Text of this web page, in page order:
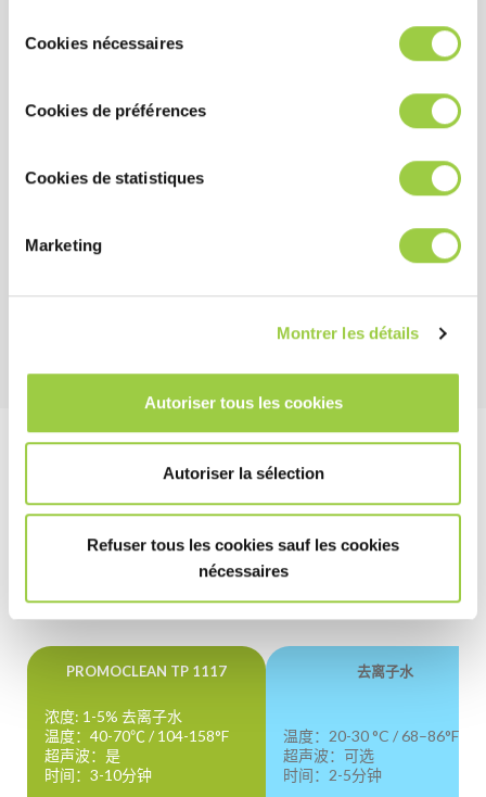
cookies.​ ​ ​
duCookies nécessaires
Cookies de préférences
Cookies de statistiques
Marketing
Montrer les détails
Autoriser tous les cookies
Autoriser la sélection
Refuser tous les cookies sauf les cookies
nécessaires
成本
使用寿命长
非易燃
最合适的工艺取决于操作条件、设备、所需的清洁和污染物的性
质等因素。 因此，我们的团队会为您提供建议。
去油脂且带有暂时腐蚀保护
PROMOCLEAN TP 1117
浓度: 1-5% 去离子水
温度：40-70℃ / 104-158°F
超声波：是
时间：3-10分钟
去离子水
温度：20-30 °C / 68–86°F
超声波：可选
时间：2-5分钟